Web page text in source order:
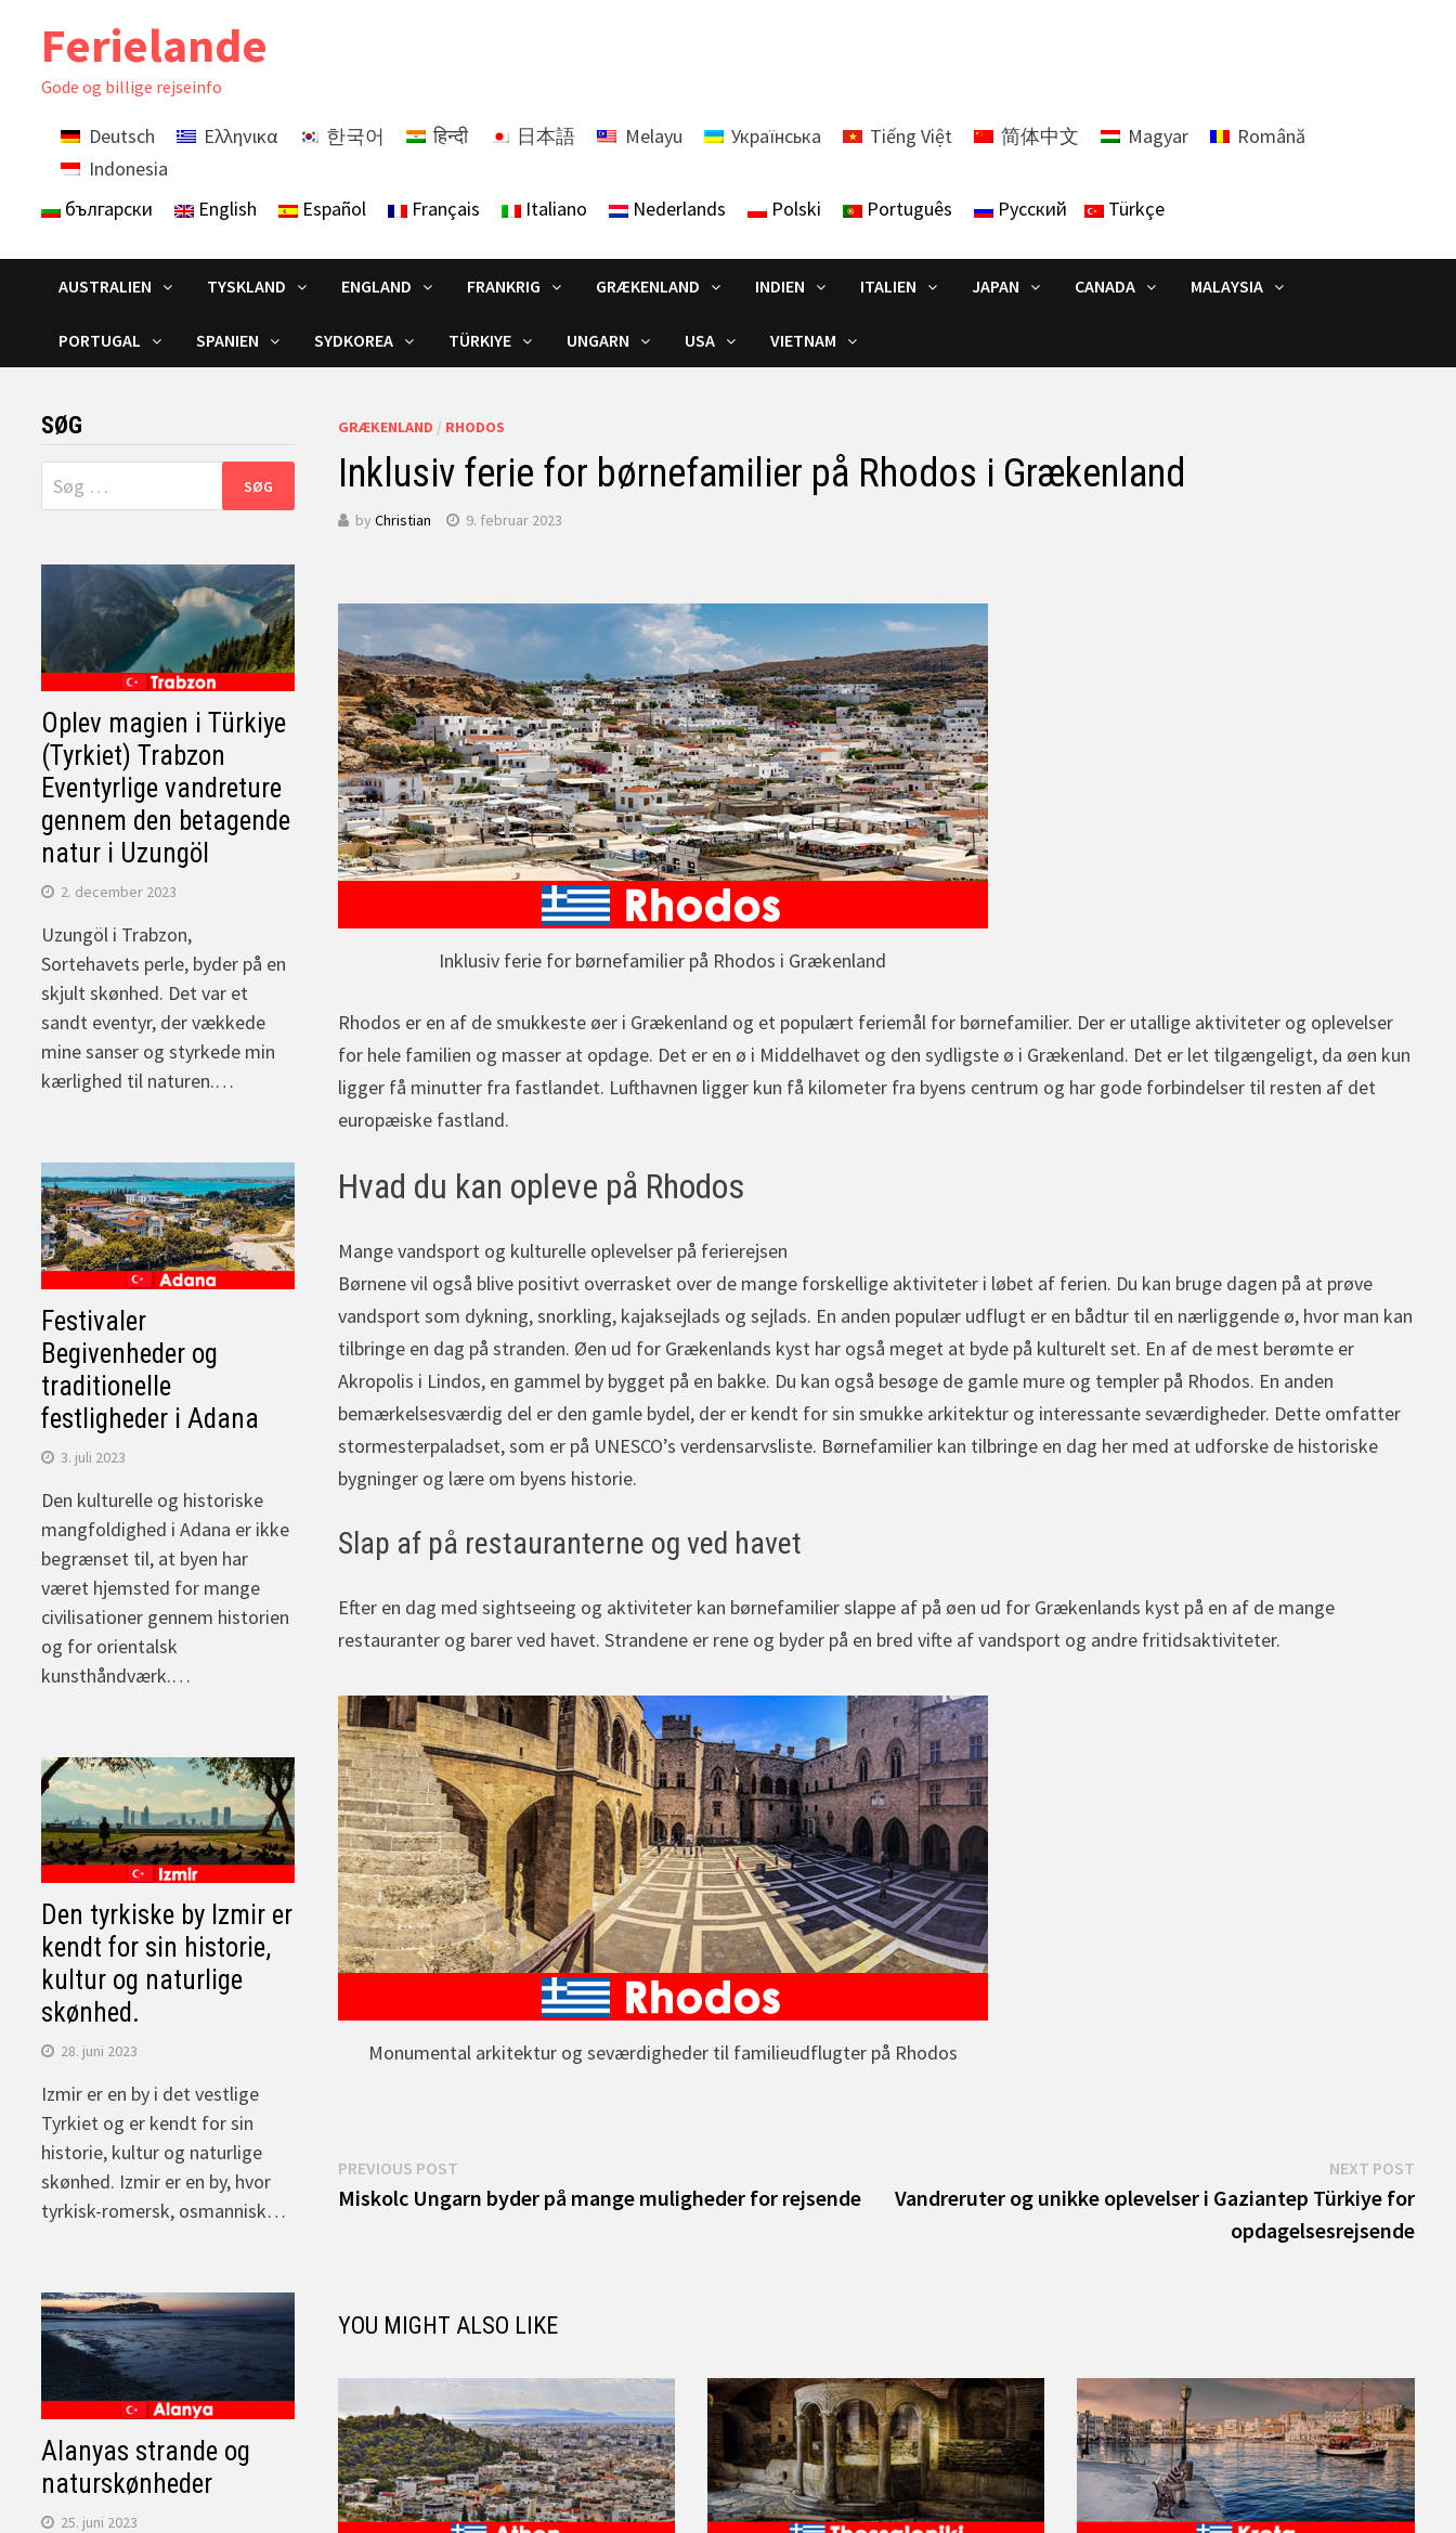
Ferielande
Gode ​​og billige rejseinfo
Deutsch Ελληνικα 한국어 हिन्दी 日本語 Melayu Українська Tiếng Việt 简体中文 Magyar
Română
Indonesia
български
English Español Français Italiano Nederlands Polski Português Русский Türkçe
AUSTRALIEN TYSKLAND ENGLAND FRANKRIG GRÆKENLAND INDIEN ITALIEN JAPAN CANADA MALAYSIA
PORTUGAL SPANIEN SYDKOREA TÜRKIYE UNGARN USA VIETNAM
GRÆKENLAND / RHODOS
Inklusiv ferie for børnefamilier på Rhodos i Grækenland
by Christian 9. februar 2023
Inklusiv ferie for børnefamilier på Rhodos i Grækenland
Rhodos er en af de smukkeste øer i Grækenland og et populært feriemål for børnefamilier. Der er utallige aktiviteter og oplevelser
for hele familien og masser at opdage. Det er en ø i Middelhavet og den sydligste ø i Grækenland. Det er let tilgængeligt, da øen kun
ligger få minutter fra fastlandet. Lufthavnen ligger kun få kilometer fra byens centrum og har gode forbindelser til resten af det
europæiske fastland.
Hvad du kan opleve på Rhodos
Mange vandsport og kulturelle oplevelser på ferierejsen
Børnene vil også blive positivt overrasket over de mange forskellige aktiviteter i løbet af ferien. Du kan bruge dagen på at prøve
vandsport som dykning, snorkling, kajaksejlads og sejlads. En anden populær udflugt er en bådtur til en nærliggende ø, hvor man kan
tilbringe en dag på stranden. Øen ud for Grækenlands kyst har også meget at byde på kulturelt set. En af de mest berømte er
Akropolis i Lindos, en gammel by bygget på en bakke. Du kan også besøge de gamle mure og templer på Rhodos. En anden
bemærkelsesværdig del er den gamle bydel, der er kendt for sin smukke arkitektur og interessante seværdigheder. Dette omfatter
stormesterpaladset, som er på UNESCO’s verdensarvsliste. Børnefamilier kan tilbringe en dag her med at udforske de historiske
bygninger og lære om byens historie.
Slap af på restauranterne og ved havet
Efter en dag med sightseeing og aktiviteter kan børnefamilier slappe af på øen ud for Grækenlands kyst på en af de mange
restauranter og barer ved havet. Strandene er rene og byder på en bred vifte af vandsport og andre fritidsaktiviteter.
Monumental arkitektur og seværdigheder til familieudflugter på Rhodos
Indlægsnavigation
PREVIOUS POSTPrevious
post:
Miskolc Ungarn byder på mange muligheder for rejsende
NEXT POSTNext
post:
Vandreruter og unikke oplevelser i Gaziantep Türkiye for
opdagelsesrejsende
YOU MIGHT ALSO LIKE
SØG
Søg
efter:
Oplev magien i Türkiye
(Tyrkiet) Trabzon
Eventyrlige vandreture
gennem den betagende
natur i Uzungöl
2. december 2023
Uzungöl i Trabzon,
Sortehavets perle, byder på en
skjult skønhed. Det var et
sandt eventyr, der vækkede
mine sanser og styrkede min
kærlighed til naturen.…
Festivaler
Begivenheder og
traditionelle
festligheder i Adana
3. juli 2023
Den kulturelle og historiske
mangfoldighed i Adana er ikke
begrænset til, at byen har
været hjemsted for mange
civilisationer gennem historien
og for orientalsk
kunsthåndværk.…
Den tyrkiske by Izmir er
kendt for sin historie,
kultur og naturlige
skønhed.
28. juni 2023
Izmir er en by i det vestlige
Tyrkiet og er kendt for sin
historie, kultur og naturlige
skønhed. Izmir er en by, hvor
tyrkisk-romersk, osmannisk…
Alanyas strande og
naturskønheder
25. juni 2023